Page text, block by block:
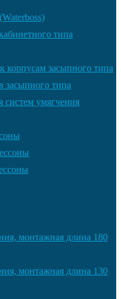
типа
засыпного типа
засыпного типа
систем умягчения
монтажная длина 180
монтажная длина 130